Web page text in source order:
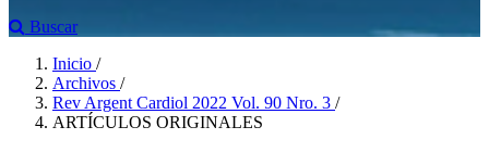
Buscar
Inicio /
Archivos /
Rev Argent Cardiol 2022 Vol. 90 Nro. 3 /
ARTÍCULOS ORIGINALES